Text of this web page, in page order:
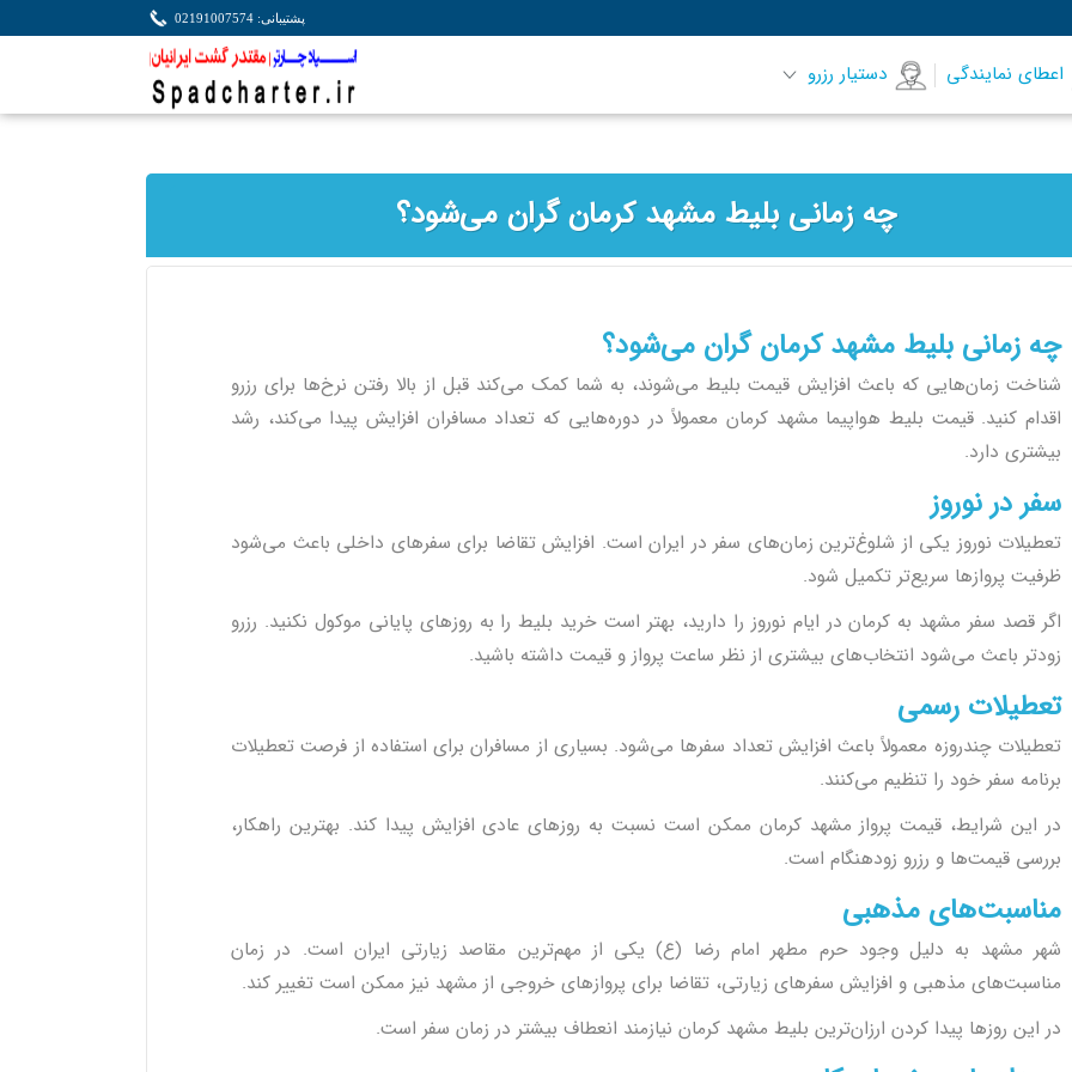
اعطای نمایندگی دستیار رزرو
پشتیبانی: 02191007574
چه زمانی بلیط مشهد کرمان گران می‌شود؟
چه زمانی بلیط مشهد کرمان گران می‌شود؟
شناخت زمان‌هایی که باعث افزایش قیمت بلیط می‌شوند، به شما کمک می‌کند قبل از بالا رفتن نرخ‌ها برای رزرو
اقدام کنید. قیمت بلیط هواپیما مشهد کرمان معمولاً در دوره‌هایی که تعداد مسافران افزایش پیدا می‌کند، رشد
بیشتری دارد.
سفر در نوروز
تعطیلات نوروز یکی از شلوغ‌ترین زمان‌های سفر در ایران است. افزایش تقاضا برای سفرهای داخلی باعث می‌شود
ظرفیت پروازها سریع‌تر تکمیل شود.
اگر قصد سفر مشهد به کرمان در ایام نوروز را دارید، بهتر است خرید بلیط را به روزهای پایانی موکول نکنید. رزرو
زودتر باعث می‌شود انتخاب‌های بیشتری از نظر ساعت پرواز و قیمت داشته باشید.
تعطیلات رسمی
تعطیلات چندروزه معمولاً باعث افزایش تعداد سفرها می‌شود. بسیاری از مسافران برای استفاده از فرصت تعطیلات
برنامه سفر خود را تنظیم می‌کنند.
در این شرایط، قیمت پرواز مشهد کرمان ممکن است نسبت به روزهای عادی افزایش پیدا کند. بهترین راهکار،
بررسی قیمت‌ها و رزرو زودهنگام است.
مناسبت‌های مذهبی
شهر مشهد به دلیل وجود حرم مطهر امام رضا (ع) یکی از مهم‌ترین مقاصد زیارتی ایران است. در زمان
مناسبت‌های مذهبی و افزایش سفرهای زیارتی، تقاضا برای پروازهای خروجی از مشهد نیز ممکن است تغییر کند.
در این روزها پیدا کردن ارزان‌ترین بلیط مشهد کرمان نیازمند انعطاف بیشتر در زمان سفر است.